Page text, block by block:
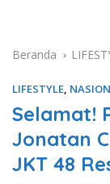
Beranda
LIFESTYLE,
Selamat!
Jonatan
JKT 48